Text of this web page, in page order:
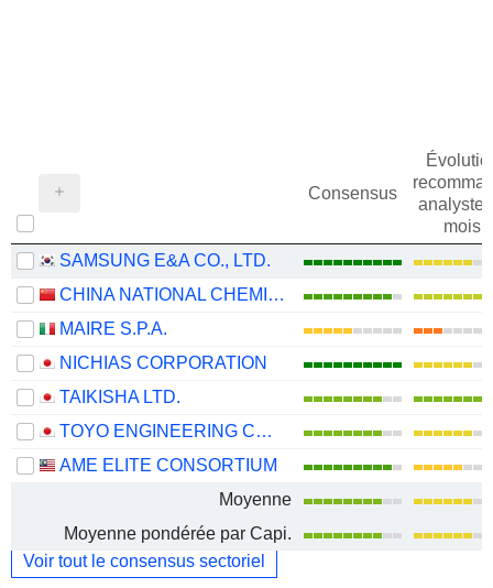
Consensus
mois
SAMSUNG E&A CO., LTD.
CHINA NATIONAL CHEMICAL ENGINEERING CO., LTD
MAIRE S.P.A.
NICHIAS CORPORATION
TAIKISHA LTD.
TOYO ENGINEERING CORPORATION
AME ELITE CONSORTIUM
Moyenne
Moyenne pondérée par Capi.
Voir tout le consensus sectoriel